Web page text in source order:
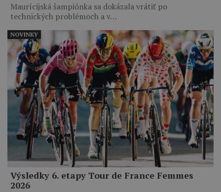
Maurícijská šampiónka sa dokázala vrátiť po
technických problémoch a v…
Výsledky 6. etapy Tour de France Femmes
2026
NOVINKY